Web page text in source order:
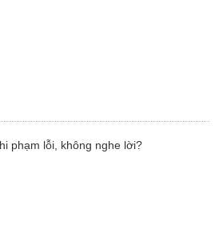
phạm lỗi, không nghe lời?